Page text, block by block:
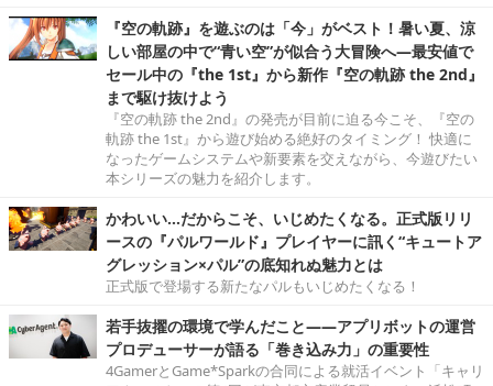
『空の軌跡』を遊ぶのは「今」がベスト！暑い夏、涼
しい部屋の中で“青い空”が似合う大冒険へ―最安値で
セール中の『the 1st』から新作『空の軌跡 the 2nd』
まで駆け抜けよう
『空の軌跡 the 2nd』の発売が目前に迫る今こそ、『空の
軌跡 the 1st』から遊び始める絶好のタイミング！ 快適に
なったゲームシステムや新要素を交えながら、今遊びたい
本シリーズの魅力を紹介します。
かわいい…だからこそ、いじめたくなる。正式版リリ
ースの『パルワールド』プレイヤーに訊く“キュートア
グレッション×パル”の底知れぬ魅力とは
正式版で登場する新たなパルもいじめたくなる！
若手抜擢の環境で学んだこと――アプリボットの運営
プロデューサーが語る「巻き込み力」の重要性
4GamerとGame*Sparkの合同による就活イベント「キャリ